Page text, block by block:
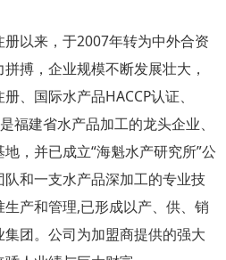
以来，于2007年转为中外合资
搏，企业规模不断发展壮大，
、国际水产品HACCP认证、
福建省水产品加工的龙头企业、
，并已成立“海魁水产研究所”公
和一支水产品深加工的专业技
产和管理,已形成以产、供、销
团。公司为加盟商提供的强大